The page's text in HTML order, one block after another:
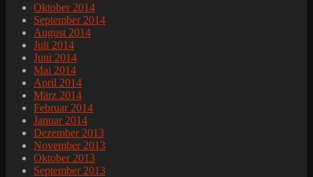
Oktober 2014
September 2014
August 2014
Juli 2014
Juni 2014
Mai 2014
April 2014
März 2014
Februar 2014
Januar 2014
Dezember 2013
November 2013
Oktober 2013
September 2013